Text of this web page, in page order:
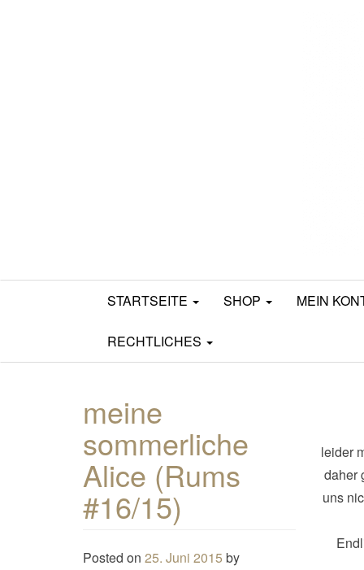
Mamili1910
STARTSEITE SHOP MEIN
RECHTLICHES
meine
sommerliche
Alice (Rums
#16/15)
Posted on 25. Juni 2015 by
leider
daher
uns